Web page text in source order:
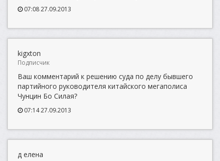
07:08 27.09.2013
kigxton
Подписчик
Ваш комментарий к решению суда по делу бывшего
партийного руководителя китайского мегаполиса
Чунцин Бо Силая?
07:14 27.09.2013
д елена